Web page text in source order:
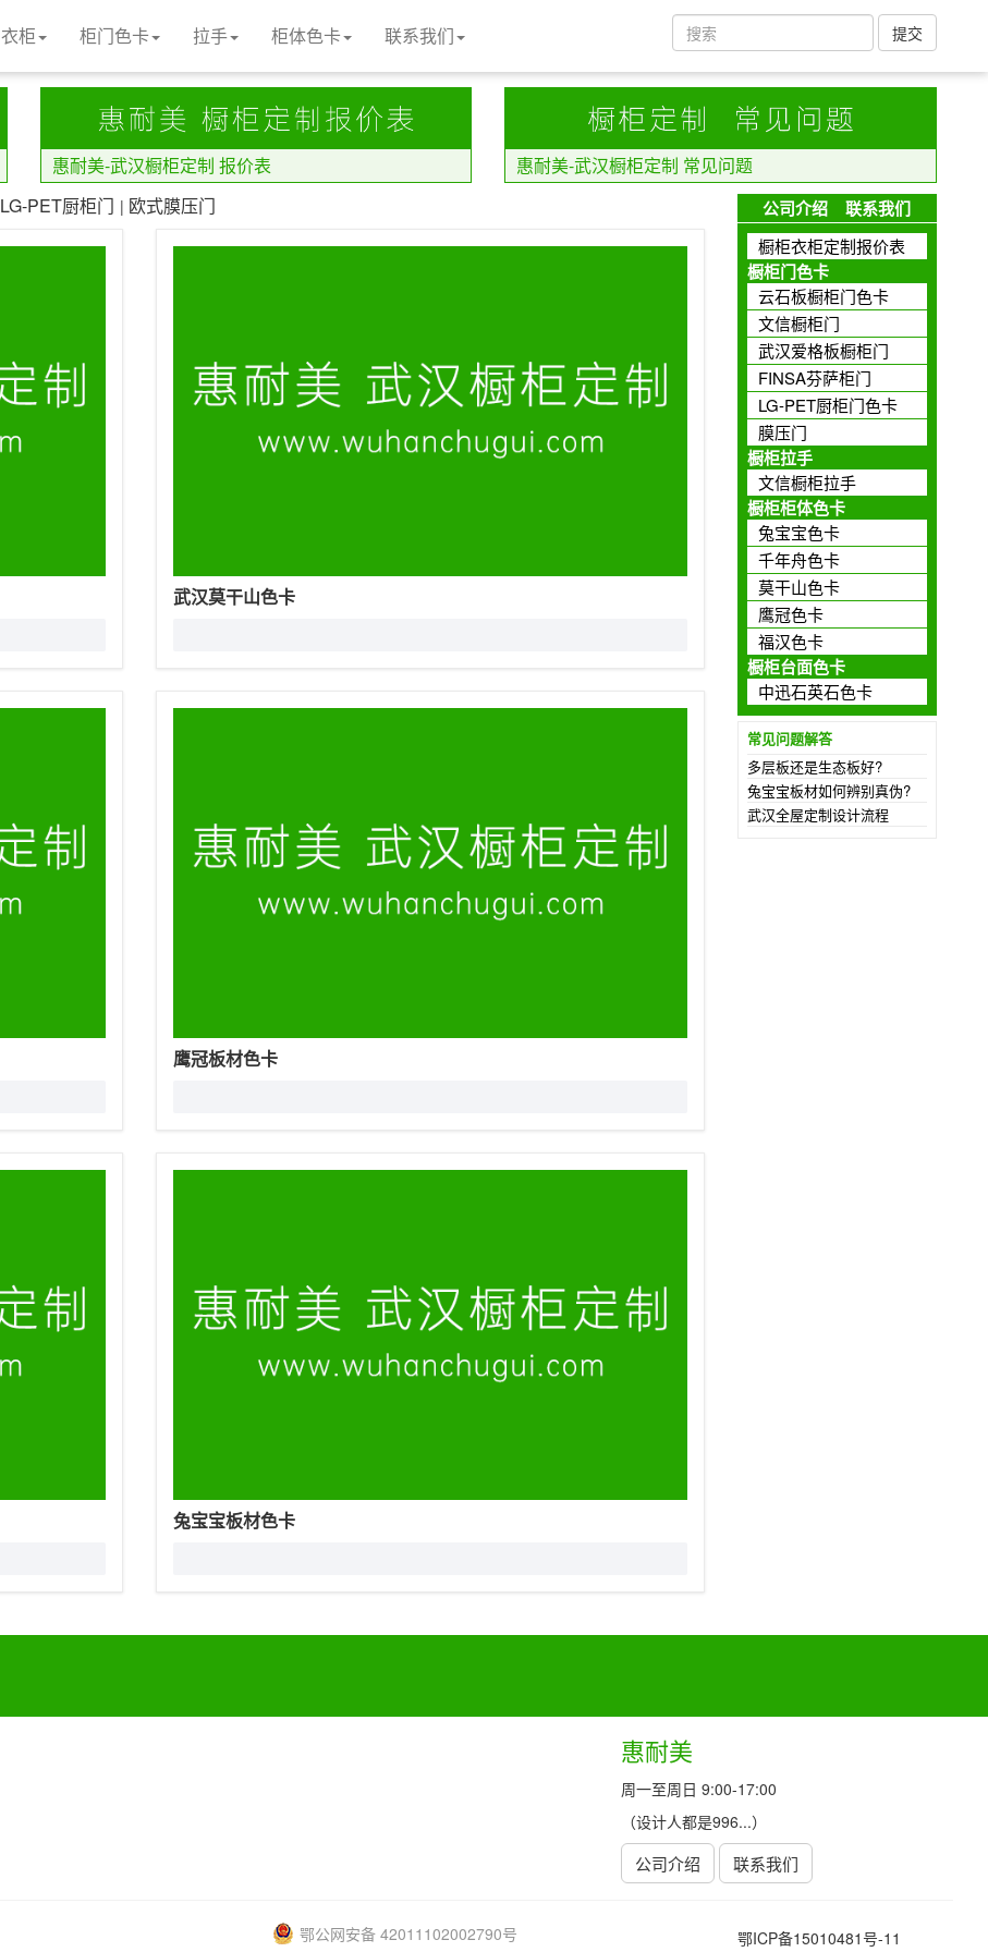
衣柜 柜门色卡 拉手 柜体色卡 联系我们 提交
惠耐美-武汉橱柜定制 报价表
惠耐美-武汉橱柜定制 常见问题
LG-PET厨柜门 | 欧式膜压门
武汉莫干山色卡
鹰冠板材色卡
兔宝宝板材色卡
公司介绍 联系我们
橱柜衣柜定制报价表
橱柜门色卡
云石板橱柜门色卡
文信橱柜门
武汉爱格板橱柜门
FINSA芬萨柜门
LG-PET厨柜门色卡
膜压门
橱柜拉手
文信橱柜拉手
橱柜柜体色卡
兔宝宝色卡
千年舟色卡
莫干山色卡
鹰冠色卡
福汉色卡
橱柜台面色卡
中迅石英石色卡
常见问题解答
多层板还是生态板好?
兔宝宝板材如何辨别真伪?
武汉全屋定制设计流程
惠耐美
周一至周日 9:00-17:00
（设计人都是996...）
公司介绍 联系我们
鄂公网安备 42011102002790号 鄂ICP备15010481号-11